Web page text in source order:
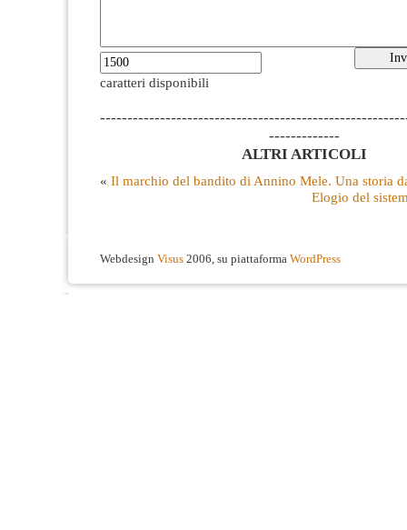
caratteri disponibili
-------------
ALTRI ARTICOLI
« Il marchio del bandito di Annino Mele. Una storia
Elogio del
Webdesign Visus 2006, su piattaforma WordPress